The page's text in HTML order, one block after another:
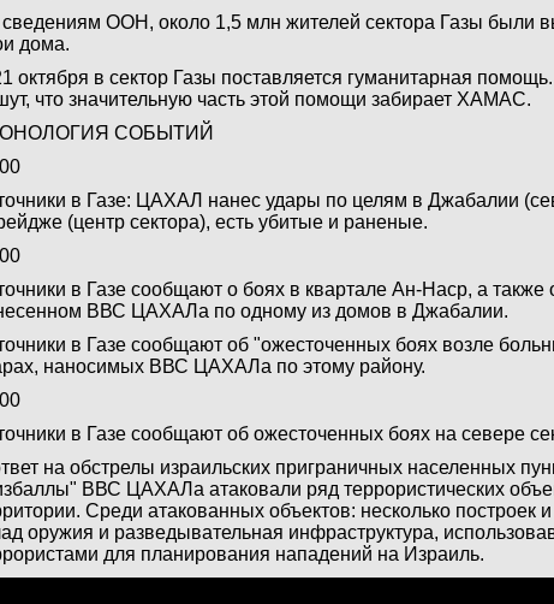
ООН, около 1,5 млн жителей сектора Газы были
дома.
октября в сектор Газы поставляется гуманитарная
что значительную часть этой помощи забирает ХАМАС.
СОБЫТИЙ
в Газе: ЦАХАЛ нанес удары по целям в Джабалии
(центр сектора), есть убитые и раненые.
в Газе сообщают о боях в квартале Ан-Наср, а также
ВВС ЦАХАЛа по одному из домов в Джабалии.
в Газе сообщают об "ожесточенных боях возле
наносимых ВВС ЦАХАЛа по этому району.
в Газе сообщают об ожесточенных боях на севере
на обстрелы израильских приграничных населенных
ВВС ЦАХАЛа атаковали ряд террористических
Среди атакованных объектов: несколько построек
оружия и разведывательная инфраструктура,
для планирования нападений на Израиль.